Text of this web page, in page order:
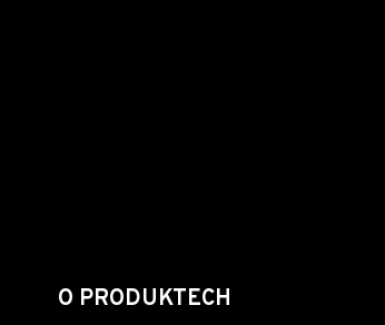
O PRODUKTECH